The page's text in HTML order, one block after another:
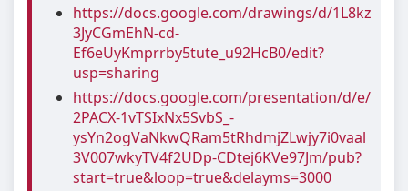
https://docs.google.com/drawings/d/1L8kz
3JyCGmEhN-cd-
Ef6eUyKmprrby5tute_u92HcB0/edit?
usp=sharing
https://docs.google.com/presentation/d/e/
2PACX-1vTSIxNx5SvbS_-
ysYn2ogVaNkwQRam5tRhdmjZLwjy7i0vaal
3V007wkyTV4f2UDp-CDtej6KVe97Jm/pub?
start=true&loop=true&delayms=3000